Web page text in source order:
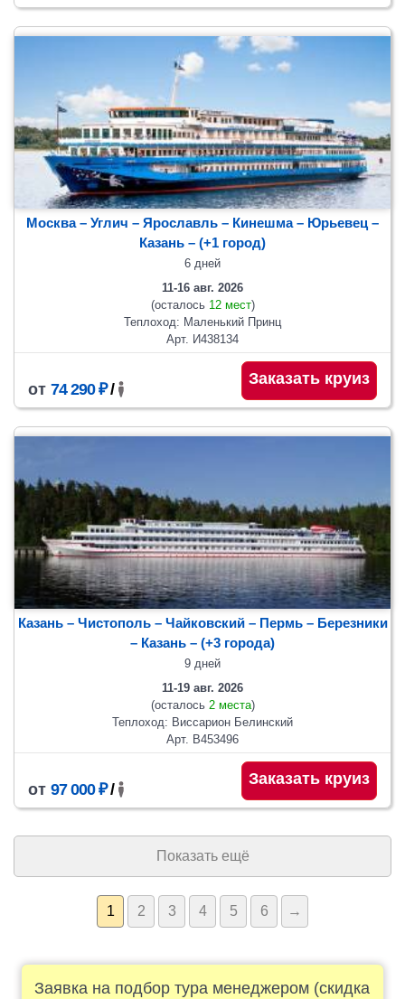
Москва – Углич – Ярославль – Кинешма – Юрьевец –
Казань – (+1 город)
6 дней
11-16 авг. 2026
(осталось 12 мест)
Теплоход: Маленький Принц
Арт. И438134
от 74 290 ₽/
Заказать круиз
Казань – Чистополь – Чайковский – Пермь – Березники
– Казань – (+3 города)
9 дней
11-19 авг. 2026
(осталось 2 места)
Теплоход: Виссарион Белинский
Арт. В453496
от 97 000 ₽/
Заказать круиз
Показать ещё
1 2 3 4 5 6 →
Заявка на подбор тура менеджером (скидка